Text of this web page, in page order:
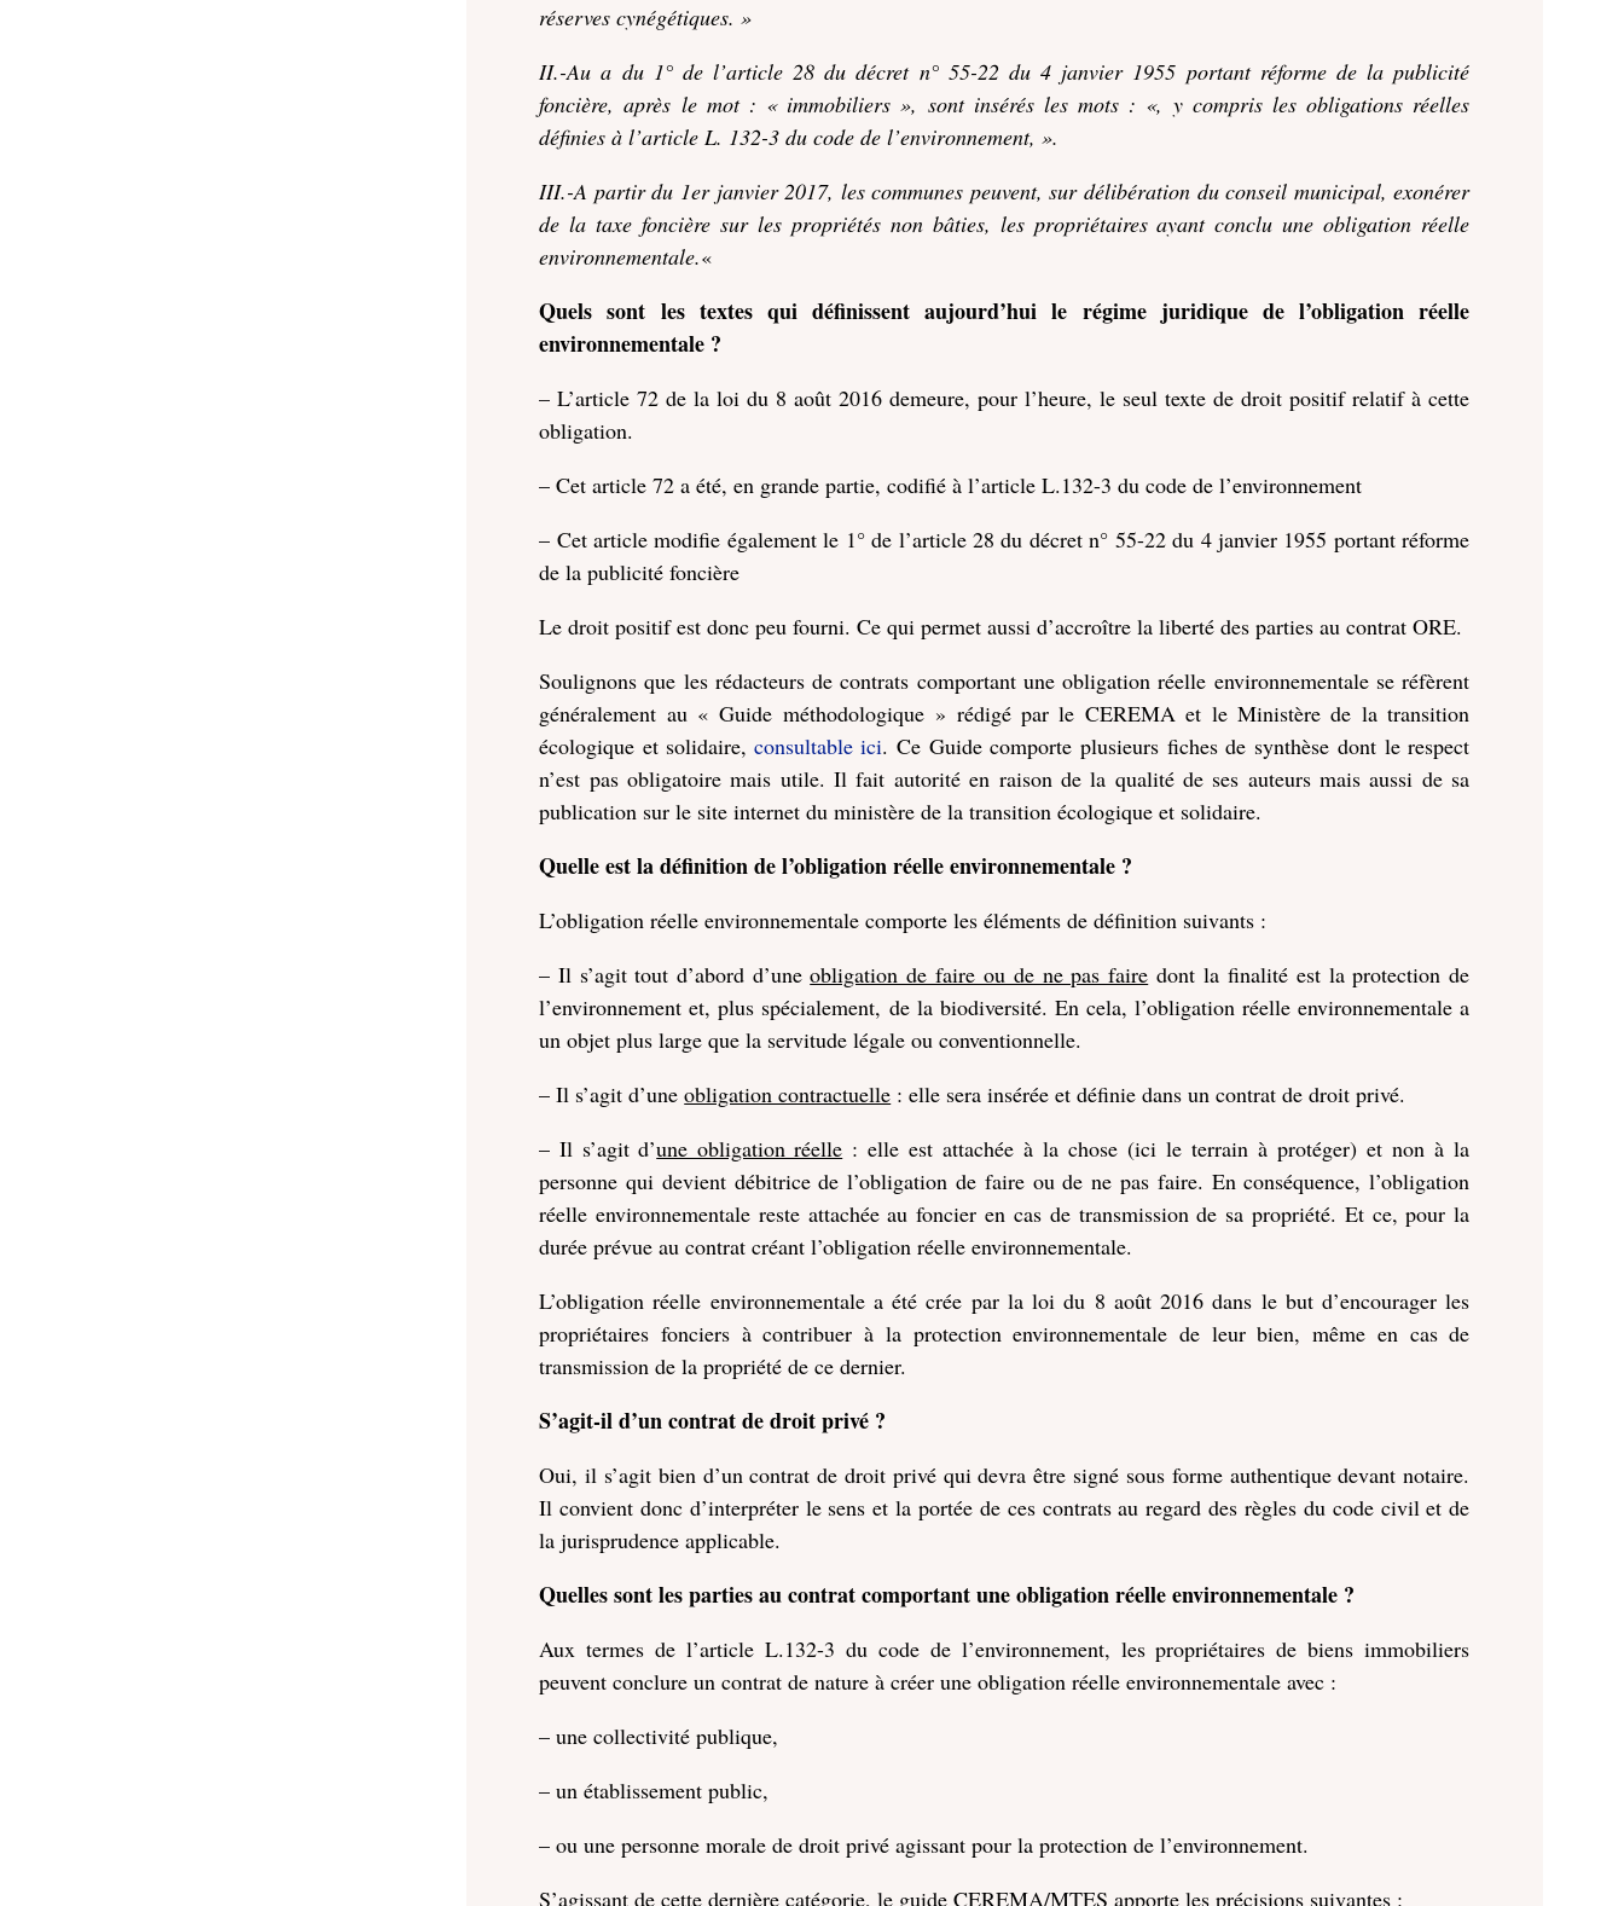
réserves cynégétiques. »
II.-Au a du 1° de l’article 28 du décret n° 55-22 du 4 janvier 1955 portant réforme de la publicité
foncière, après le mot : « immobiliers », sont insérés les mots : «, y compris les obligations réelles
définies à l’article L. 132-3 du code de l’environnement, ».
III.-A partir du 1er janvier 2017, les communes peuvent, sur délibération du conseil municipal, exonérer
de la taxe foncière sur les propriétés non bâties, les propriétaires ayant conclu une obligation réelle
environnementale.«
Quels sont les textes qui définissent aujourd’hui le régime juridique de l’obligation réelle
environnementale ?
– L’article 72 de la loi du 8 août 2016 demeure, pour l’heure, le seul texte de droit positif relatif à cette
obligation.
– Cet article 72 a été, en grande partie, codifié à l’article L.132-3 du code de l’environnement
– Cet article modifie également le 1° de l’article 28 du décret n° 55-22 du 4 janvier 1955 portant réforme
de la publicité foncière
Le droit positif est donc peu fourni. Ce qui permet aussi d’accroître la liberté des parties au contrat ORE.
Soulignons que les rédacteurs de contrats comportant une obligation réelle environnementale se réfèrent
généralement au « Guide méthodologique » rédigé par le CEREMA et le Ministère de la transition
écologique et solidaire,consultable ici. Ce Guide comporte plusieurs fiches de synthèse dont le respect
n’est pas obligatoire mais utile. Il fait autorité en raison de la qualité de ses auteurs mais aussi de sa
publication sur le site internet du ministère de la transition écologique et solidaire.
Quelle est la définition de l’obligation réelle environnementale ?
L’obligation réelle environnementale comporte les éléments de définition suivants :
– Il s’agit tout d’abord d’uneobligation de faire ou de ne pas faire dont la finalité est la protection de
l’environnement et, plus spécialement, de la biodiversité. En cela, l’obligation réelle environnementale a
un objet plus large que la servitude légale ou conventionnelle.
– Il s’agit d’uneobligation contractuelle : elle sera insérée et définie dans un contrat de droit privé.
– Il s’agit d’une obligation réelle : elle est attachée à la chose (ici le terrain à protéger) et non à la
personne qui devient débitrice de l’obligation de faire ou de ne pas faire. En conséquence, l’obligation
réelle environnementale reste attachée au foncier en cas de transmission de sa propriété. Et ce, pour la
durée prévue au contrat créant l’obligation réelle environnementale.
L’obligation réelle environnementale a été crée par la loi du 8 août 2016 dans le but d’encourager les
propriétaires fonciers à contribuer à la protection environnementale de leur bien, même en cas de
transmission de la propriété de ce dernier.
S’agit-il d’un contrat de droit privé ?
Oui, il s’agit bien d’un contrat de droit privé qui devra être signé sous forme authentique devant notaire.
Il convient donc d’interpréter le sens et la portée de ces contrats au regard des règles du code civil et de
la jurisprudence applicable.
Quelles sont les parties au contrat comportant une obligation réelle environnementale ?
Aux termes de l’article L.132-3 du code de l’environnement, les propriétaires de biens immobiliers
peuvent conclure un contrat de nature à créer une obligation réelle environnementale avec :
– une collectivité publique,
– un établissement public,
– ou une personne morale de droit privé agissant pour la protection de l’environnement.
S’agissant de cette dernière catégorie, le guide CEREMA/MTES apporte les précisions suivantes :